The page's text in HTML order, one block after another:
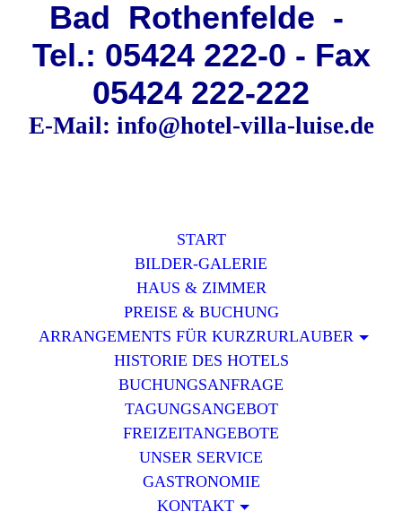
Bad Rothenfelde -
Tel.: 05424 222-0 - Fax
05424 222-222
E-Mail: info@hotel-villa-luise.de
START
BILDER-GALERIE
HAUS & ZIMMER
PREISE & BUCHUNG
ARRANGEMENTS FÜR KURZRURLAUBER
HISTORIE DES HOTELS
BUCHUNGSANFRAGE
TAGUNGSANGEBOT
FREIZEITANGEBOTE
UNSER SERVICE
GASTRONOMIE
KONTAKT